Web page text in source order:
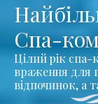
Спа-
Цілий рік спа-
враження для
відпочинок, а